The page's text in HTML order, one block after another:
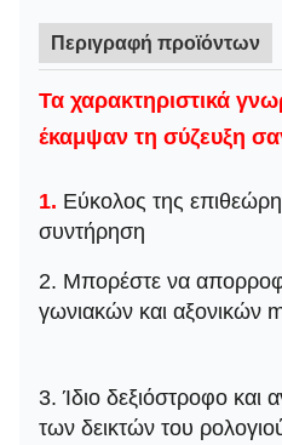
Περιγραφή προϊόντων
Τα χαρακτηριστικά
έκαμψαν τη σύζευξη
1. Εύκολος της
συντήρηση
2. Μπορέστε να
γωνιακών και αξονικών
3. Ίδιο δεξιόστροφο και
των δεικτών του